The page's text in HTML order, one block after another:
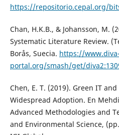
https://repositorio.cepal.org/
Chan, H.K.B., & Johansson, M.
Systematic Literature Review.
Borås, Suecia. https://www.diva-
portal.org/smash/get/
Chen, E. T. (2019). Green IT
Widespread Adoption. En
Advanced Methodologies and
and Environmental Science,